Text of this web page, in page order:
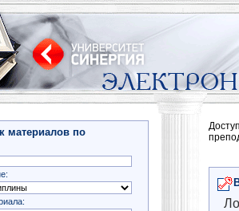
материалов по